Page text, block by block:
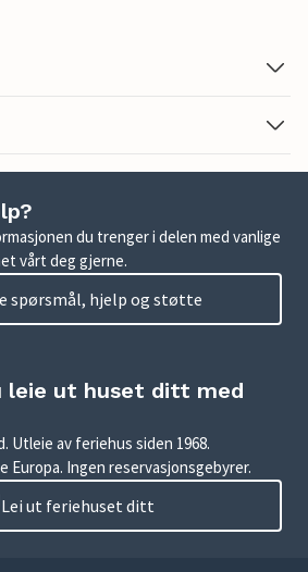
du trenger i delen med vanlige
vårt deg gjerne.
spørsmål, hjelp og støtte
leie ut huset ditt med
Utleie av feriehus siden 1968.
Europa. Ingen reservasjonsgebyrer.
Lei ut feriehuset ditt